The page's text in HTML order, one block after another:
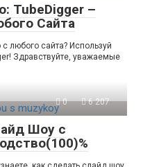
TubeDigger –
Сайта
любого сайта? Используй
Здравствуйте, уважаемые
0 6 207
Шоу с